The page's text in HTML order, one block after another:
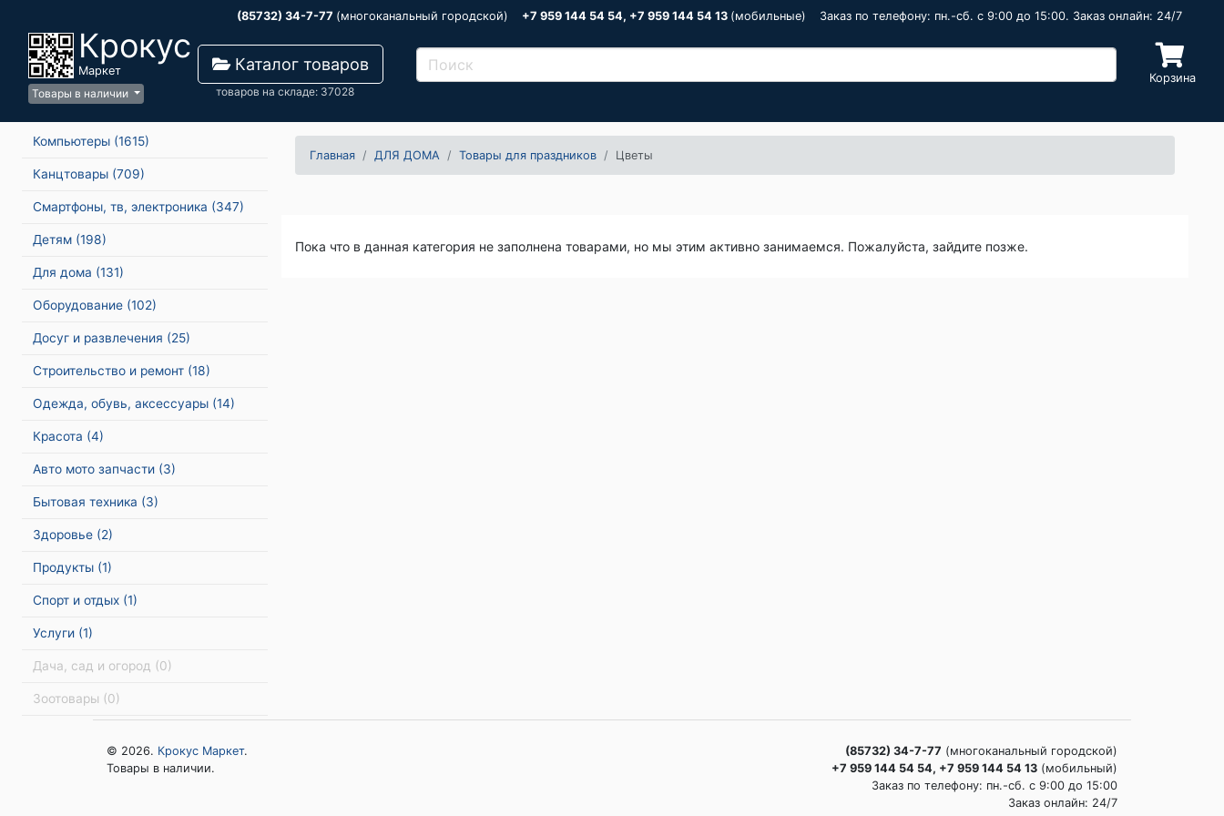
(85732) 34-7-77 (многоканальный городской) +7 959 144 54 54, +7 959 144 54 13 (мобильные) Заказ по телефону: пн.-сб. c 9:00 до 15:00. Заказ онлайн: 24/7
Крокус
Маркет
Товары в наличии
Каталог товаров
товаров на складе: 37028
Корзина
Компьютеры (1615)
Канцтовары (709)
Смартфоны, тв, электроника (347)
Детям (198)
Для дома (131)
Оборудование (102)
Досуг и развлечения (25)
Строительство и ремонт (18)
Одежда, обувь, аксессуары (14)
Красота (4)
Авто мото запчасти (3)
Бытовая техника (3)
Здоровье (2)
Продукты (1)
Спорт и отдых (1)
Услуги (1)
Дача, сад и огород (0)
Зоотовары (0)
Главная ДЛЯ ДОМА Товары для праздников Цветы
Пока что в данная категория не заполнена товарами, но мы этим активно занимаемся. Пожалуйста, зайдите позже.
© 2026. Крокус Маркет.
Товары в наличии.
(85732) 34-7-77 (многоканальный городской)
+7 959 144 54 54, +7 959 144 54 13 (мобильный)
Заказ по телефону: пн.-сб. c 9:00 до 15:00
Заказ онлайн: 24/7